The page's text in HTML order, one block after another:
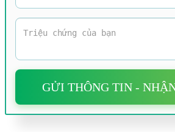
GỬI THÔNG TIN -